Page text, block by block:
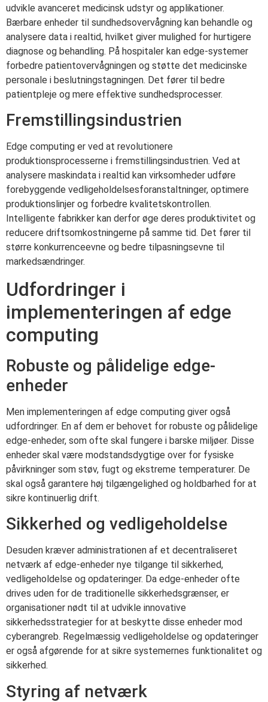
udvikle avanceret medicinsk udstyr og applikationer.
Bærbare enheder til sundhedsovervågning kan behandle og
analysere data i realtid, hvilket giver mulighed for hurtigere
diagnose og behandling. På hospitaler kan edge-systemer
forbedre patientovervågningen og støtte det medicinske
personale i beslutningstagningen. Det fører til bedre
patientpleje og mere effektive sundhedsprocesser.
Fremstillingsindustrien
Edge computing er ved at revolutionere
produktionsprocesserne i fremstillingsindustrien. Ved at
analysere maskindata i realtid kan virksomheder udføre
forebyggende vedligeholdelsesforanstaltninger, optimere
produktionslinjer og forbedre kvalitetskontrollen.
Intelligente fabrikker kan derfor øge deres produktivitet og
reducere driftsomkostningerne på samme tid. Det fører til
større konkurrenceevne og bedre tilpasningsevne til
markedsændringer.
Udfordringer i
implementeringen af edge
computing
Robuste og pålidelige edge-
enheder
Men implementeringen af edge computing giver også
udfordringer. En af dem er behovet for robuste og pålidelige
edge-enheder, som ofte skal fungere i barske miljøer. Disse
enheder skal være modstandsdygtige over for fysiske
påvirkninger som støv, fugt og ekstreme temperaturer. De
skal også garantere høj tilgængelighed og holdbarhed for at
sikre kontinuerlig drift.
Sikkerhed og vedligeholdelse
Desuden kræver administrationen af et decentraliseret
netværk af edge-enheder nye tilgange til sikkerhed,
vedligeholdelse og opdateringer. Da edge-enheder ofte
drives uden for de traditionelle sikkerhedsgrænser, er
organisationer nødt til at udvikle innovative
sikkerhedsstrategier for at beskytte disse enheder mod
cyberangreb. Regelmæssig vedligeholdelse og opdateringer
er også afgørende for at sikre systemernes funktionalitet og
sikkerhed.
Styring af netværk